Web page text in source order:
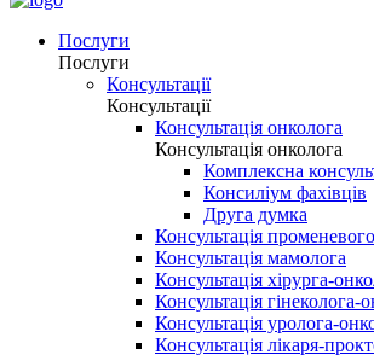
Послуги
Послуги
Консультації
Консультації
Консультація онколога
Консультація онколога
Комплексна
Консиліум фахівців
Друга думка
Консультація
Консультація мамолога
Консультація хірурга-
Консультація гінеколога-
Консультація уролога-
Консультація лікаря-